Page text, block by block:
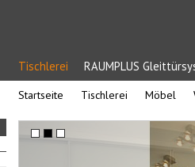
Tischlerei RAUMPLUS
Startseite Tischlerei Möbel